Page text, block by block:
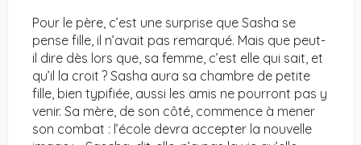
Pour le père, c’est une surprise que Sasha se
pense fille, il n’avait pas remarqué. Mais que peut-
il dire dès lors que, sa femme, c’est elle qui sait, et
qu’il la croit ? Sasha aura sa chambre de petite
fille, bien typifiée, aussi les amis ne pourront pas y
venir. Sa mère, de son côté, commence à mener
son combat : l’école devra accepter la nouvelle